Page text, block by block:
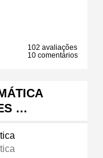
102 avaliações
10 comentários
…